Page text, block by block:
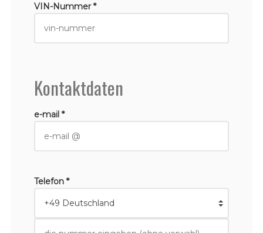
VIN-Nummer *
Kontaktdaten
e-mail *
Telefon *